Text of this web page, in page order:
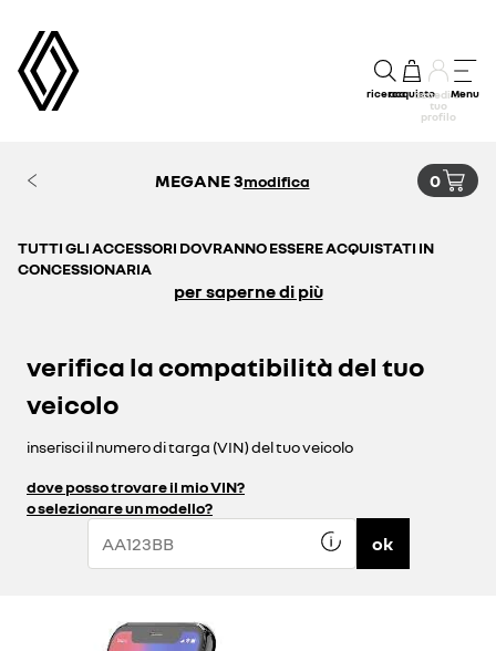
ricercaacquistoaccedi al
tuo
profilo
Menu
MEGANE 3modifica 0
TUTTI GLI ACCESSORI DOVRANNO ESSERE ACQUISTATI IN
CONCESSIONARIA
per saperne di più
verifica la compatibilità del tuo
veicolo
inserisci il numero di targa (VIN) del tuo veicolo
dove posso trovare il mio VIN?
o selezionare un modello?
ok